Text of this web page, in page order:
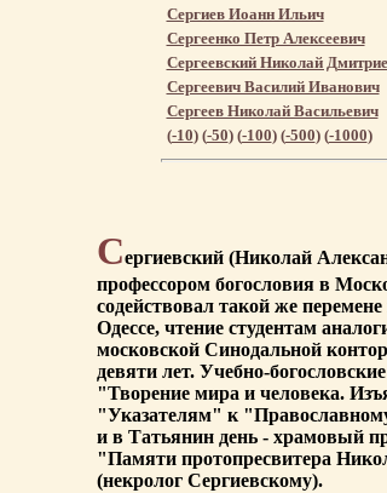
Сергиев Иоанн Ильич
Сергеенко Петр Алексеевич
Сергеевский Николай
Сергеевич Василий Иванович
Сергеев Николай Васильевич
(-10) (-50) (-100) (-500) (-1000)
Сергиевский (Николай
профессором богословия в
содействовал такой же
Одессе, чтение студентам
московской Синодальной
девяти лет. Учебно-
"Творение мира и человека.
"Указателям" к "Православному
и в Татьянин день - храмовый
"Памяти протопресвитера
(некролог Сергиевскому).